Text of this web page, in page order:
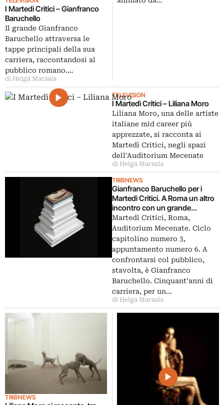
I Martedì Critici – Gianfranco
Baruchello
Il grande Gianfranco
Baruchello attraversa le
tappe principali della sua
carriera, raccontandosi al
pubblico romano.…
di Helga Marsala
TELEVISION
I Martedì Critici – Liliana Moro
Liliana Moro, una delle artiste
italiane mid career più
apprezzate, si racconta ai
Martedì Critici, negli spazi
dell'Auditorium Mecenate
di Helga Marsala
TRIBNEWS
Gianfranco Baruchello per i
Martedì Critici. A Roma un altro
incontro con un grande
maestro italiano. Su Artribune
Television si parla invece di
Liliana Moro
Martedì Critici, Roma,
Auditorium Mecenate. Ciclo
capitolino numero 3,
appuntamento numero 6. A
confrontarsi col pubblico,
stavolta, è Gianfranco
Baruchello. Cinquant’anni di
carriera, per un…
di Helga Marsala
TRIBNEWS